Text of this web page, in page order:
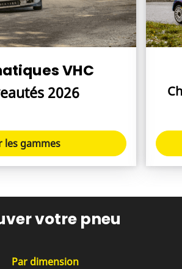
VHC
2026
les gammes
votre pneu
Par dimension